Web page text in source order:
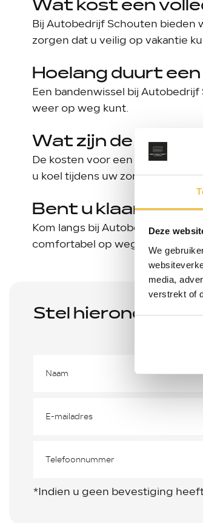
Deze
We
media,
verstrekt of
Wat kost een
Bij Autobedrijf Schouten bieden
zorgen dat u veilig op vakantie
Hoelang duurt
Een bandenwissel bij
weer op weg kunt.
Wat zijn de
De kosten voor een airco-check
u koel tijdens uw zomerse
Bent u klaar voor
Kom langs bij Autobedrijf
comfortabel op weg kunt.
Stel hieronder uw
*Indien u geen bevestiging